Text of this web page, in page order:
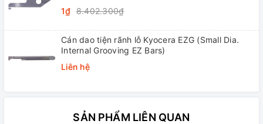
1₫ 8.402.300₫
Cán dao tiện rãnh lỗ Kyocera EZG (Small Dia.
Internal Grooving EZ Bars)
Liên hệ
SẢN PHẨM LIÊN QUAN